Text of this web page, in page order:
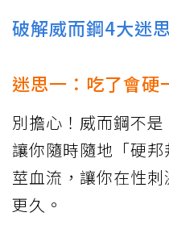
破解威而鋼4大迷思
迷思一：吃了會硬
別擔心！威而鋼不
讓你隨時隨地「硬
莖血流，讓你在性
更久。